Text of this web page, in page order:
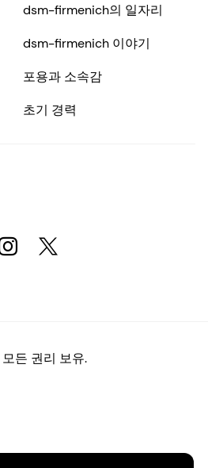
dsm-firmenich의 일자리
dsm-firmenich 이야기
포용과 소속감
초기 경력
든 권리 보유.